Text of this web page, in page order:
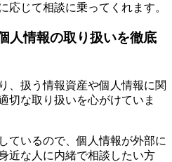
応じて相談に乗ってくれます。
人情報の取り扱いを徹底
、扱う情報資産や個人情報に関
切な取り扱いを心がけていま
ているので、個人情報が外部に
近な人に内緒で相談したい方